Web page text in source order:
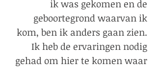
ik was gekomen en de
geboortegrond waarvan ik
kom, ben ik anders gaan zien.
Ik heb de ervaringen nodig
gehad om hier te komen waar